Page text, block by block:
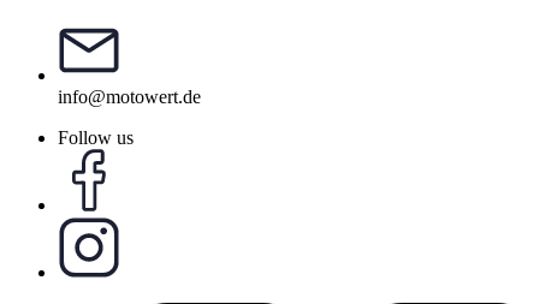
info@motowert.de
Follow us